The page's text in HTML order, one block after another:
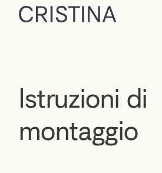
Istruzioni di
montaggio